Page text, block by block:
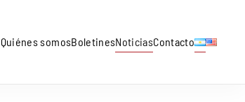
Quiénes somosBoletinesNoticiasContacto